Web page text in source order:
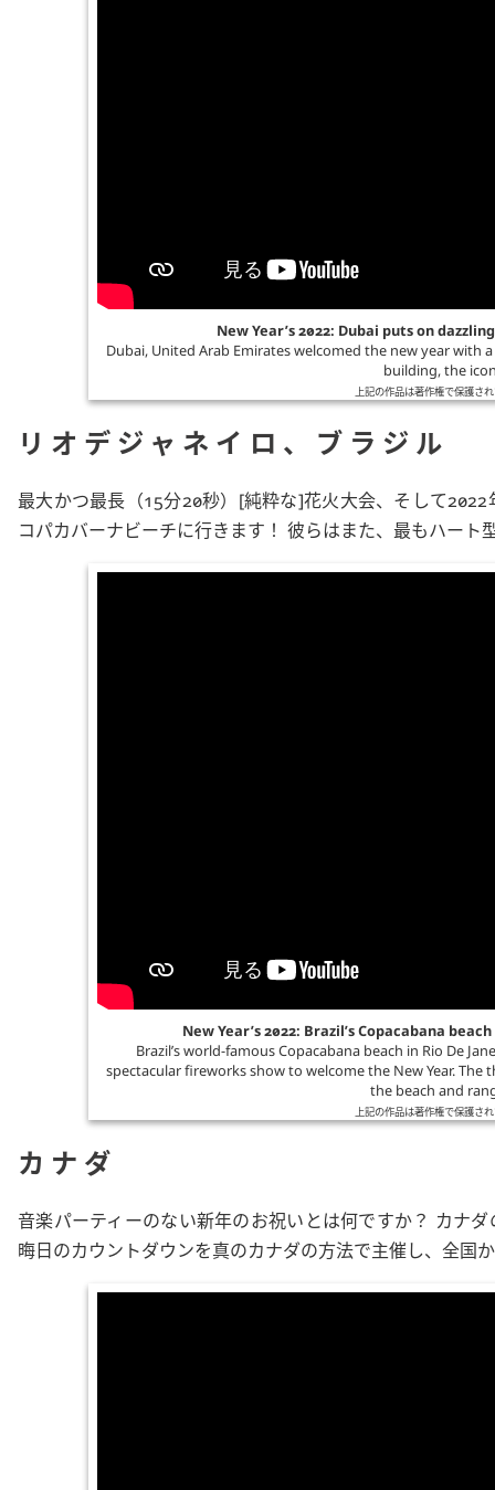
New Year’s 2022: Dubai puts on
Dubai, United Arab Emirates welcomed the new year with
building, the
上記の作品は著作権で保護さ
リオデジャネイロ、ブラジル
最大かつ最長（15分20秒）[純粋な]花火大会、そして
コパカバーナビーチに行きます！ 彼らはまた、最もハート
New Year’s 2022: Brazil’s Copacabana
Brazil’s world-famous Copacabana beach in Rio De
spectacular fireworks show to welcome the New Year.
the beach and
上記の作品は著作権で保護さ
カナダ
音楽パーティーのない新年のお祝いとは何ですか？ カナ
晦日のカウントダウンを真のカナダの方法で主催し、全国